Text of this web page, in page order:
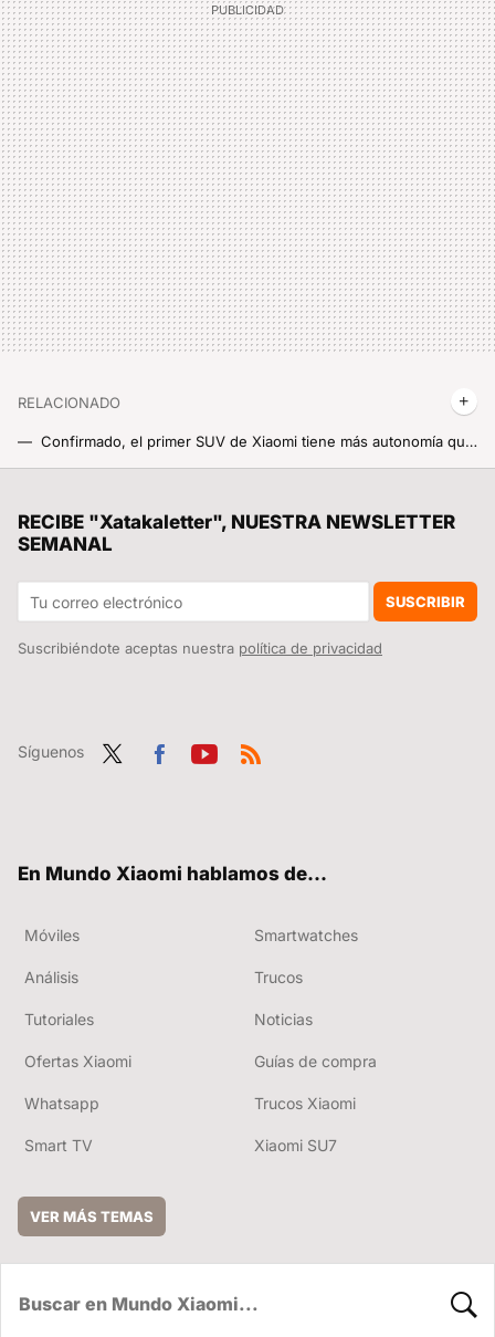
RELACIONADO
Confirmado, el primer SUV de Xiaomi tiene más autonomía que cualquiera de los coches Tesla en el mercado
A Xiaomi le costó siete meses entregar sus primeros 100.000 coches. Ha triplicado la cifra en ocho más
RECIBE "Xatakaletter", NUESTRA NEWSLETTER
SEMANAL
SUSCRIBIR
Suscribiéndote aceptas nuestra política de privacidad
Síguenos
En Mundo Xiaomi hablamos de...
Móviles Smartwatches
Análisis Trucos
Tutoriales Noticias
Ofertas Xiaomi Guías de compra
Whatsapp Trucos Xiaomi
Smart TV Xiaomi SU7
VER MÁS TEMAS